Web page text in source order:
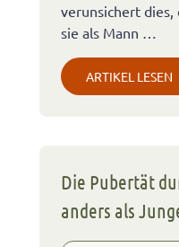
verunsichert dies,
sie als Mann …
ARTIKEL LESEN
Die Pubertät
anders als